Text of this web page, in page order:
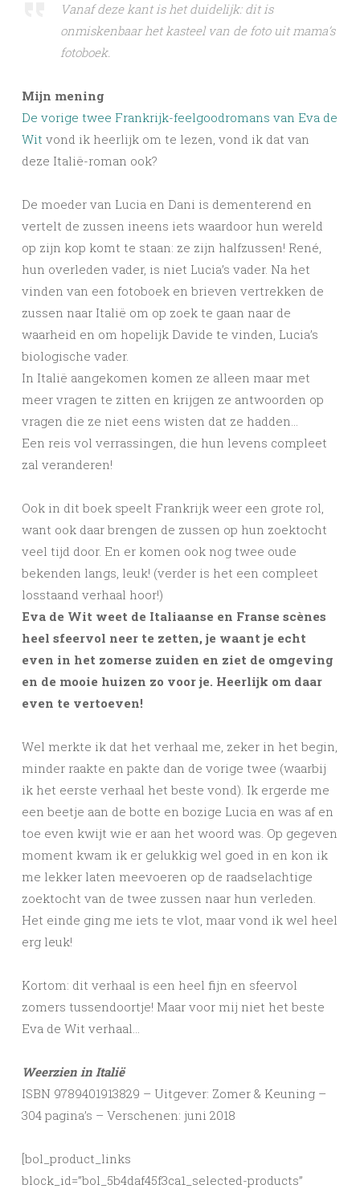
Vanaf deze kant is het duidelijk: dit is
onmiskenbaar het kasteel van de foto uit mama’s
fotoboek.
Mijn mening
De vorige twee Frankrijk-feelgoodromans van Eva de
Wit vond ik heerlijk om te lezen, vond ik dat van
deze Italië-roman ook?
De moeder van Lucia en Dani is dementerend en
vertelt de zussen ineens iets waardoor hun wereld
op zijn kop komt te staan: ze zijn halfzussen! René,
hun overleden vader, is niet Lucia’s vader. Na het
vinden van een fotoboek en brieven vertrekken de
zussen naar Italië om op zoek te gaan naar de
waarheid en om hopelijk Davide te vinden, Lucia’s
biologische vader.
In Italië aangekomen komen ze alleen maar met
meer vragen te zitten en krijgen ze antwoorden op
vragen die ze niet eens wisten dat ze hadden…
Een reis vol verrassingen, die hun levens compleet
zal veranderen!
Ook in dit boek speelt Frankrijk weer een grote rol,
want ook daar brengen de zussen op hun zoektocht
veel tijd door. En er komen ook nog twee oude
bekenden langs, leuk! (verder is het een compleet
losstaand verhaal hoor!)
Eva de Wit weet de Italiaanse en Franse scènes
heel sfeervol neer te zetten, je waant je echt
even in het zomerse zuiden en ziet de omgeving
en de mooie huizen zo voor je. Heerlijk om daar
even te vertoeven!
Wel merkte ik dat het verhaal me, zeker in het begin,
minder raakte en pakte dan de vorige twee (waarbij
ik het eerste verhaal het beste vond). Ik ergerde me
een beetje aan de botte en bozige Lucia en was af en
toe even kwijt wie er aan het woord was. Op gegeven
moment kwam ik er gelukkig wel goed in en kon ik
me lekker laten meevoeren op de raadselachtige
zoektocht van de twee zussen naar hun verleden.
Het einde ging me iets te vlot, maar vond ik wel heel
erg leuk!
Kortom: dit verhaal is een heel fijn en sfeervol
zomers tussendoortje! Maar voor mij niet het beste
Eva de Wit verhaal…
Weerzien in Italië
ISBN 9789401913829 – Uitgever: Zomer & Keuning –
304 pagina’s – Verschenen: juni 2018
[bol_product_links
block_id=”bol_5b4daf45f3ca1_selected-products”